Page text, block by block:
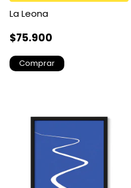
La Leona
$75.900
Comprar